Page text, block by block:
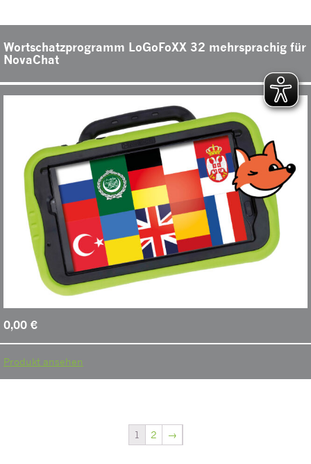
Wortschatzprogramm LoGoFoXX 32 mehrsprachig für
NovaChat
0,00 €
Produkt ansehen
1 2 →